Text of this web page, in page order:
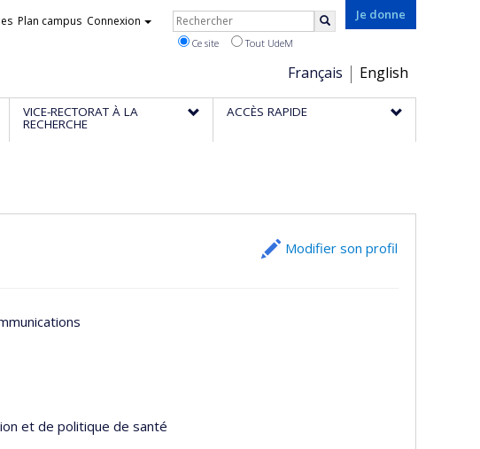
Je donne
Choix
de
la
Français English
Plan campus Connexion Rechercher
Ce site Tout UdeM
VICE-RECTORAT À LA
RECHERCHE
ACCÈS RAPIDE
Modifier son profil
et de politique de santé